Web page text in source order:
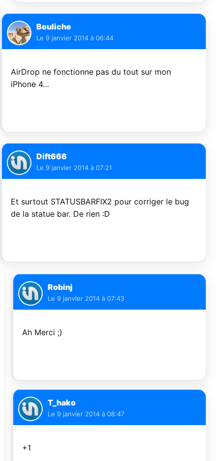
Bouliche
Le 9 janvier 2014 à 06:44
AirDrop ne fonctionne pas du tout sur mon
iPhone 4…
Dift666
Le 9 janvier 2014 à 07:21
Et surtout STATUSBARFIX2 pour corriger le bug
de la statue bar. De rien :D
Robinj
Le 9 janvier 2014 à 07:43
Ah Merci ;)
T_hako
Le 9 janvier 2014 à 08:47
+1